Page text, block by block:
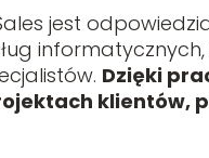
jest
Dzięki
klientów,